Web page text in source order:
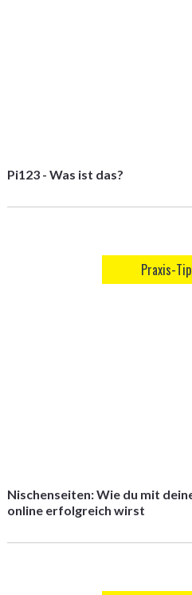
Pi123 - Was ist das?
Praxis-
Nischenseiten: Wie du mit
online erfolgreich wirst